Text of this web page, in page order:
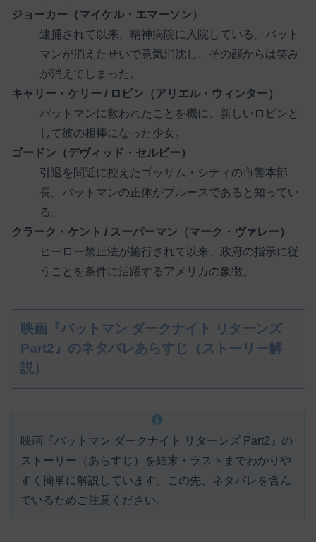
ジョーカー（マイケル・エマーソン）
逮捕されて以来、精神病院に入院している。バット
マンが消えたせいで意気消沈し、その顔からは笑み
が消えてしまった。
キャリー・ケリー / ロビン（アリエル・ウィンター）
バットマンに救われたことを機に、新しいロビンと
して彼の相棒になった少女。
ゴードン（デヴィッド・セルビー）
引退を間近に控えたゴッサム・シティの市警本部
長。バットマンの正体がブルースであると知ってい
る。
クラーク・ケント / スーパーマン（マーク・ヴァレー）
ヒーロー禁止法が施行されて以来、政府の指示に従
うことを条件に活躍するアメリカの象徴。
映画『バットマン ダークナイト リターンズ
Part2』のネタバレあらすじ（ストーリー解
説）
映画『バットマン ダークナイト リターンズ Part2』の
ストーリー（あらすじ）を結末・ラストまでわかりや
すく簡単に解説しています。この先、ネタバレを含ん
でいるためご注意ください。